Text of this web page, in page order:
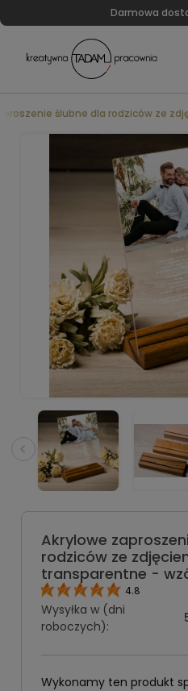
Darmowa
ślubne dla rodziców ze
Akrylowe
rodziców ze
transparentne -
4.8
Wysyłka w (dni
roboczych):
Wykonamy ten produkt